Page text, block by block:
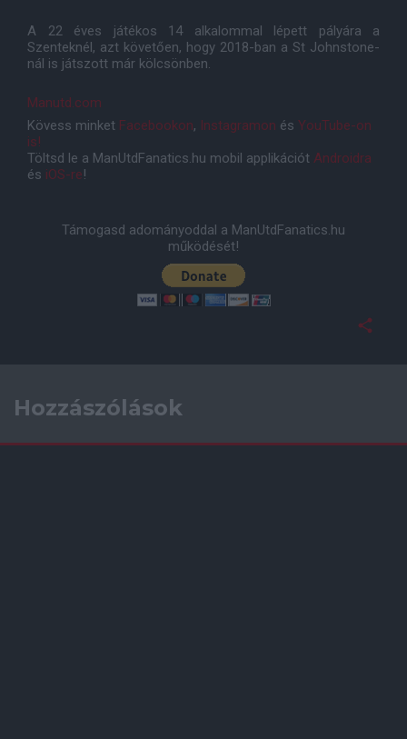
A 22 éves játékos 14 alkalommal lépett pályára a
Szenteknél, azt követően, hogy 2018-ban a St Johnstone-
nál is játszott már kölcsönben.
Manutd.com
Kövess minket Facebookon, Instagramon és YouTube-on
is!
Töltsd le a ManUtdFanatics.hu mobil applikációt Androidra
és iOS-re!
Támogasd adományoddal a ManUtdFanatics.hu
működését!
Hozzászólások